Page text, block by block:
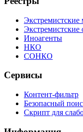
Экстремистские
Экстремистские
Иноагенты
НКО
СОНКО
Сервисы
Контент-фильтр
Безопасный
Скрипт для